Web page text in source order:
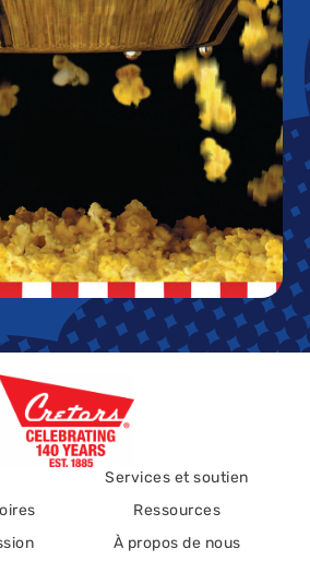
Services et soutien
Ressources
À propos de nous